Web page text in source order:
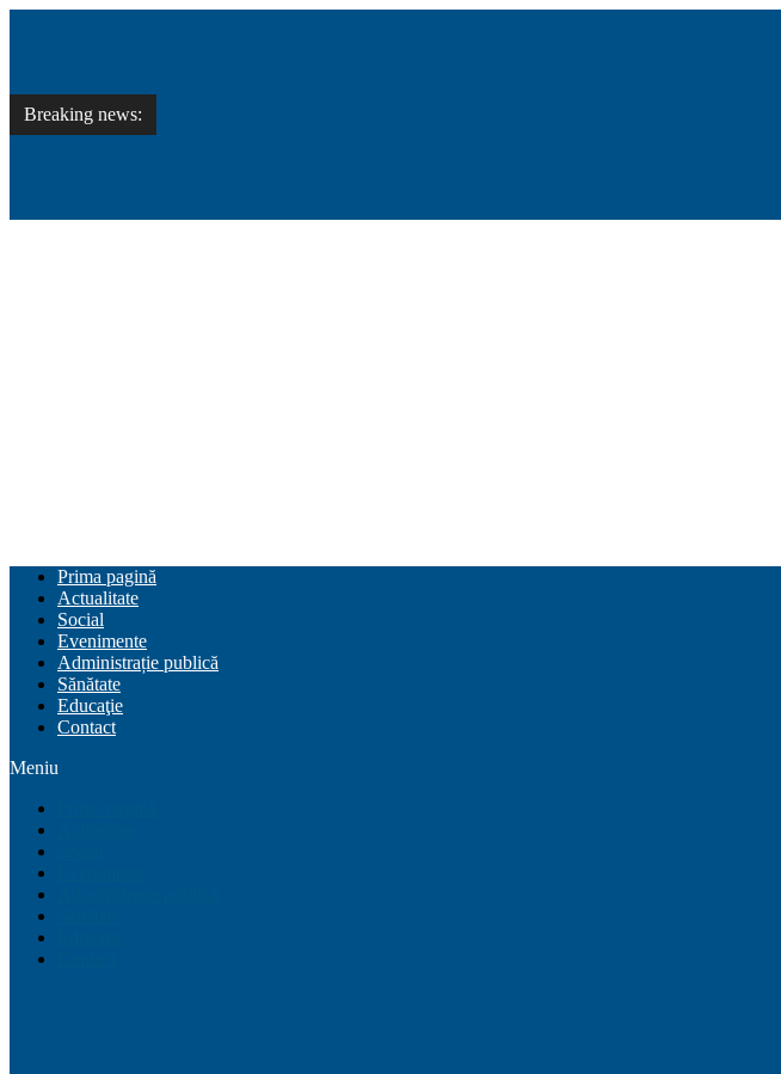
Breaking news:
Prima pagină
Actualitate
Social
Evenimente
Administrație publică
Sănătate
Educaţie
Contact
Meniu